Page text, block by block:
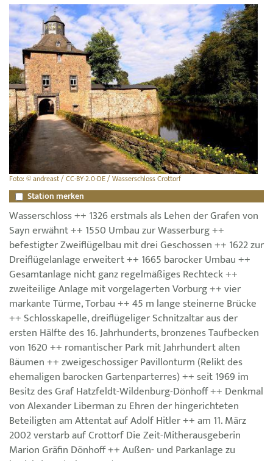
Foto: © andreast / CC-BY-2.0-DE / Wasserschloss Crottorf
Station merken
Wasserschloss ++ 1326 erstmals als Lehen der Grafen von
Sayn erwähnt ++ 1550 Umbau zur Wasserburg ++
befestigter Zweiflügelbau mit drei Geschossen ++ 1622 zur
Dreiflügelanlage erweitert ++ 1665 barocker Umbau ++
Gesamtanlage nicht ganz regelmäßiges Rechteck ++
zweiteilige Anlage mit vorgelagerten Vorburg ++ vier
markante Türme, Torbau ++ 45 m lange steinerne Brücke
++ Schlosskapelle, dreiflügeliger Schnitzaltar aus der
ersten Hälfte des 16. Jahrhunderts, bronzenes Taufbecken
von 1620 ++ romantischer Park mit Jahrhundert alten
Bäumen ++ zweigeschossiger Pavillonturm (Relikt des
ehemaligen barocken Gartenparterres) ++ seit 1969 im
Besitz des Graf Hatzfeldt-Wildenburg-Dönhoff ++ Denkmal
von Alexander Liberman zu Ehren der hingerichteten
Beteiligten am Attentat auf Adolf Hitler ++ am 11. März
2002 verstarb auf Crottorf Die Zeit-Mitherausgeberin
Marion Gräfin Dönhoff ++ Außen- und Parkanlage zu